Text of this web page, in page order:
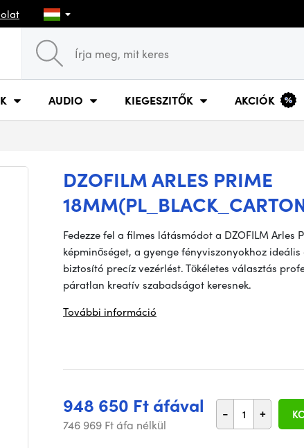
AUDIO KIEGESZITŐK AKCIÓK
DZOFILM ARLES PRIME
Fedezze fel a filmes látásmódot a DZOFILM Arles
képminőséget, a gyenge fényviszonyokhoz
biztosító precíz vezérlést. Tökéletes választás
páratlan kreatív szabadságot keresnek.
További információ
948 650 Ft áfával
746 969 Ft áfa nélkül
- +